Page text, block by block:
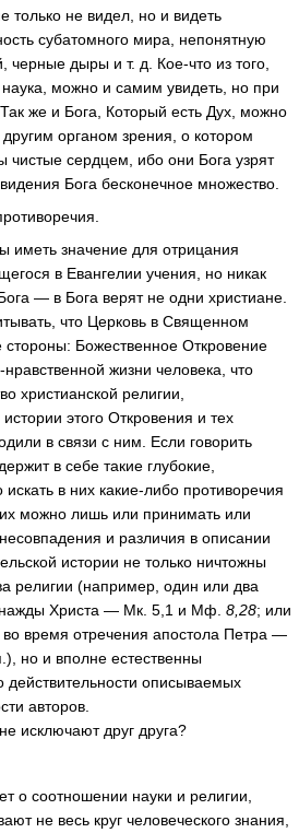
только не видел, но и видеть
субатомного мира, непонятную
черные дыры и т. д. Кое-что из того,
можно и самим увидеть, но при
же и Бога, Который есть Дух, можно
органом зрения, о котором
чистые сердцем, ибо они Бога узрят
Бога бесконечное множество.
иметь значение для отрицания
в Евангелии учения, но никак
— в Бога верят не одни христиане.
что Церковь в Священном
стороны: Божественное Откровение
нравственной жизни человека, что
христианской религии,
этого Откровения и тех
в связи с ним. Если говорить
в себе такие глубокие,
в них какие-либо противоречия
можно лишь или принимать или
и различия в описании
истории не только ничтожны
религии (например, один или два
Христа — Мк. 5,1 и Мф. 8,28; или
во время отречения апостола Петра —
но и вполне естественны
действительности описываемых
авторов.
исключают друг друга?
о соотношении науки и религии,
не весь круг человеческого знания,